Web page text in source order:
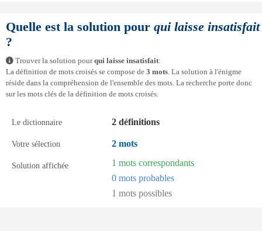
Quelle est la solution pour qui laisse insatisfait
?
Trouver la solution pourqui laisse insatisfait:
La définition de mots croisés se compose de 3 mots. La solution à l'énigme
réside dans la compréhension de l'ensemble des mots. La recherche porte donc
sur les mots clés de la définition de mots croisés.
Le dictionnaire 2 définitions
Votre sélection 2 mots
Solution affichée
1 mots correspondants
0 mots probables
1 mots possibles